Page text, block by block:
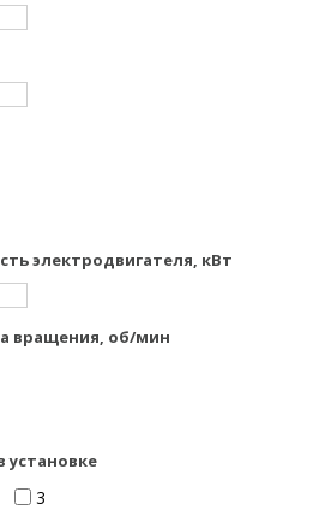
электродвигателя, кВт
вращения, об/мин
установке
3